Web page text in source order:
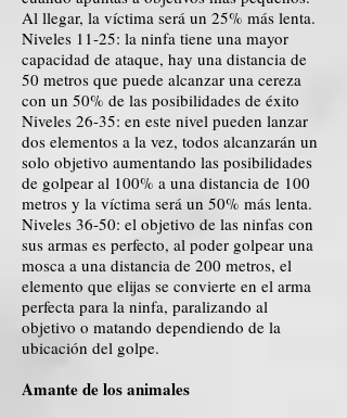
Al llegar, la víctima será un 25% más lenta.
Niveles 11-25: la ninfa tiene una mayor
capacidad de ataque, hay una distancia de
50 metros que puede alcanzar una cereza
con un 50% de las posibilidades de éxito
Niveles 26-35: en este nivel pueden lanzar
dos elementos a la vez, todos alcanzarán un
solo objetivo aumentando las posibilidades
de golpear al 100% a una distancia de 100
metros y la víctima será un 50% más lenta.
Niveles 36-50: el objetivo de las ninfas con
sus armas es perfecto, al poder golpear una
mosca a una distancia de 200 metros, el
elemento que elijas se convierte en el arma
perfecta para la ninfa, paralizando al
objetivo o matando dependiendo de la
ubicación del golpe.
Amante de los animales